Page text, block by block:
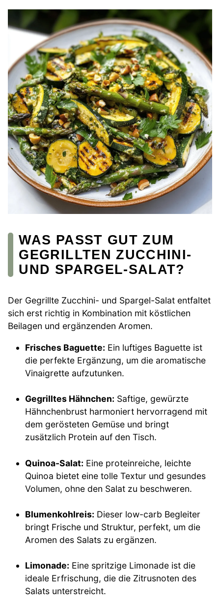
WAS PASST GUT ZUM
GEGRILLTEN ZUCCHINI-
UND SPARGEL-SALAT?
Der Gegrillte Zucchini- und Spargel-Salat entfaltet
sich erst richtig in Kombination mit köstlichen
Beilagen und ergänzenden Aromen.
Frisches Baguette: Ein luftiges Baguette ist
die perfekte Ergänzung, um die aromatische
Vinaigrette aufzutunken.
Gegrilltes Hähnchen: Saftige, gewürzte
Hähnchenbrust harmoniert hervorragend mit
dem gerösteten Gemüse und bringt
zusätzlich Protein auf den Tisch.
Quinoa-Salat: Eine proteinreiche, leichte
Quinoa bietet eine tolle Textur und gesundes
Volumen, ohne den Salat zu beschweren.
Blumenkohlreis: Dieser low-carb Begleiter
bringt Frische und Struktur, perfekt, um die
Aromen des Salats zu ergänzen.
Limonade: Eine spritzige Limonade ist die
ideale Erfrischung, die die Zitrusnoten des
Salats unterstreicht.